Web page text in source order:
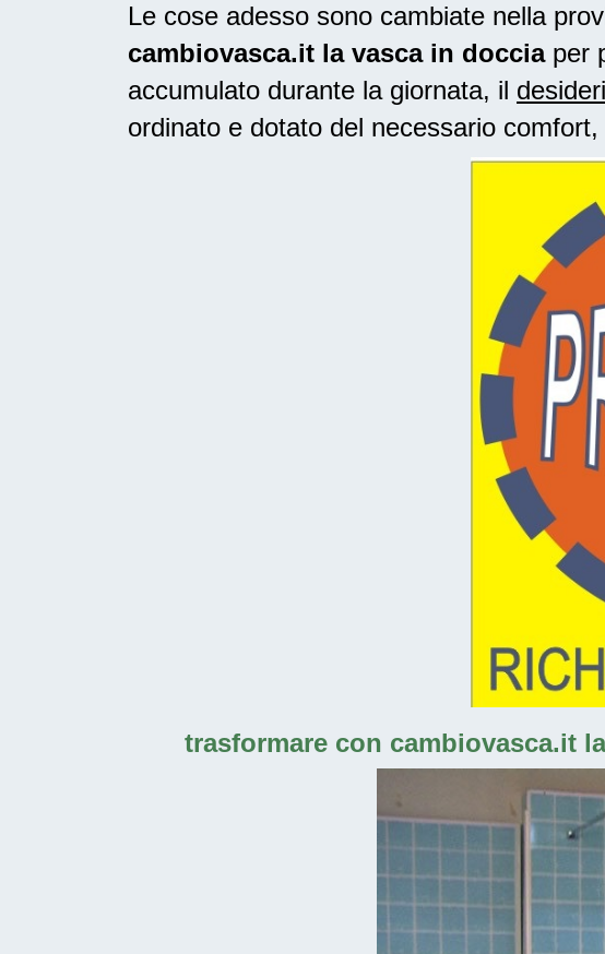
Le cose adesso sono cambiate nella
cambiovasca.it la vasca in docciaper
accumulato durante la giornata, il
ordinato e dotato del necessario
trasformare con cambiovasca.it